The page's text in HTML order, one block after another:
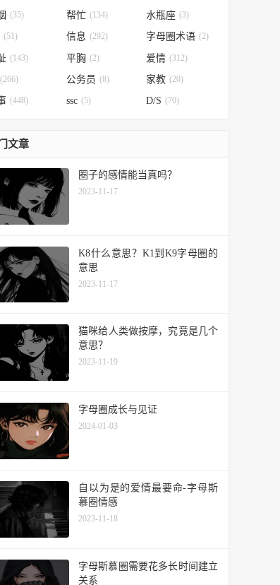
(35) 帮忙 (134) 水瓶座 (3)
(51) 信息 (292) 字母圈术语 (2)
(143) 平胸 (2) 爱情 (312)
(266) 公务员 (8) 家教 (20)
(448) ssc (5) D/S (70)
文章
圈子的感情能当真吗？
2023-11-17
K8什么意思？K1到K9字母圈的
意思
2023-11-17
​猫咪给人类做按摩，究竟是几个
意思？
2023-11-19
字母圈成长与见证
2024-01-03
自以为是的爱情最要命-字母斯
慕圈情感
2023-11-18
字母斯慕圈需要花多长时间建立
关系